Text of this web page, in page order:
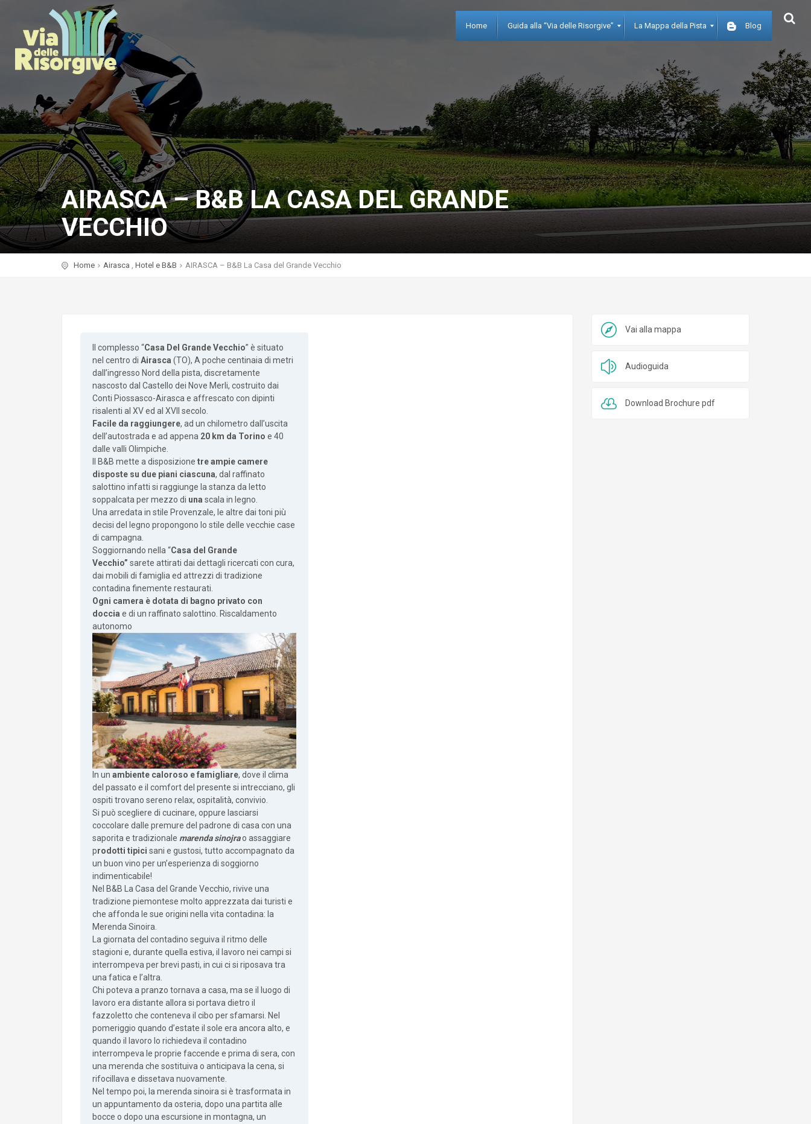
Home Guida alla “Via delle Risorgive” La Mappa della Pista Blog
AIRASCA – B&B LA CASA DEL GRANDE
VECCHIO
Home Airasca , Hotel e B&B AIRASCA – B&B La Casa del Grande Vecchio
Vai alla mappa
Audioguida
Download Brochure pdf
Il complesso “Casa Del Grande Vecchio” è situato
nel centro di Airasca (TO), A poche centinaia di metri
dall’ingresso Nord della pista, discretamente
nascosto dal Castello dei Nove Merli, costruito dai
Conti Piossasco-Airasca e affrescato con dipinti
risalenti al XV ed al XVII secolo.
Facile da raggiungere, ad un chilometro dall’uscita
dell’autostrada e ad appena 20 km da Torino e 40
dalle valli Olimpiche.
Il B&B mette a disposizione tre ampie camere
disposte su due piani ciascuna, dal raffinato
salottino infatti si raggiunge la stanza da letto
soppalcata per mezzo di una scala in legno.
Una arredata in stile Provenzale, le altre dai toni più
decisi del legno propongono lo stile delle vecchie case
di campagna.
Soggiornando nella “Casa del Grande
Vecchio” sarete attirati dai dettagli ricercati con cura,
dai mobili di famiglia ed attrezzi di tradizione
contadina finemente restaurati.
Ogni camera è dotata di bagno privato con
doccia e di un raffinato salottino. Riscaldamento
autonomo
In un ambiente caloroso e famigliare, dove il clima
del passato e il comfort del presente si intrecciano, gli
ospiti trovano sereno relax, ospitalità, convivio.
Si può scegliere di cucinare, oppure lasciarsi
coccolare dalle premure del padrone di casa con una
saporita e tradizionale marenda sinojrao assaggiare
prodotti tipici sani e gustosi, tutto accompagnato da
un buon vino per un’esperienza di soggiorno
indimenticabile!
Nel B&B La Casa del Grande Vecchio, rivive una
tradizione piemontese molto apprezzata dai turisti e
che affonda le sue origini nella vita contadina: la
Merenda Sinoira.
La giornata del contadino seguiva il ritmo delle
stagioni e, durante quella estiva, il lavoro nei campi si
interrompeva per brevi pasti, in cui ci si riposava tra
una fatica e l’altra.
Chi poteva a pranzo tornava a casa, ma se il luogo di
lavoro era distante allora si portava dietro il
fazzoletto che conteneva il cibo per sfamarsi. Nel
pomeriggio quando d’estate il sole era ancora alto, e
quando il lavoro lo richiedeva il contadino
interrompeva le proprie faccende e prima di sera, con
una merenda che sostituiva o anticipava la cena, si
rifocillava e dissetava nuovamente.
Nel tempo poi, la merenda sinoira si è trasformata in
un appuntamento da osteria, dopo una partita alle
bocce o dopo una escursione in montagna, un